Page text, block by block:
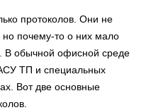
протоколов. Они не
почему-то о них мало
обычной офисной среде
ТП и специальных
Вот две основные